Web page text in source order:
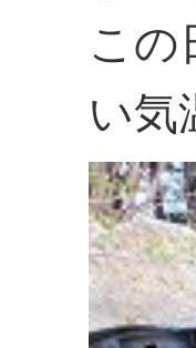
この
い気